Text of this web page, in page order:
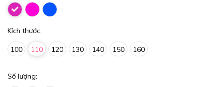
Kích thước:
100 110 120 130 140 150 160
Số lượng: